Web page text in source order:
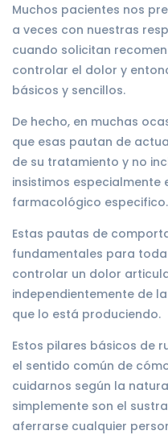
Muchos pacientes nos
a veces con nuestras
cuando solicitan
controlar el dolor y
básicos y sencillos.
De hecho, en muchas
que esas pautan de
de su tratamiento y no
insistimos especialmente
farmacológico especifico.
Estas pautas de
fundamentales para
controlar un dolor
independientemente de
que lo está produciendo.
Estos pilares básicos de
el sentido común de
cuidarnos según la
simplemente son el
aferrarse cualquier